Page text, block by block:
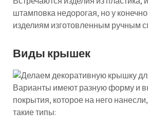
штамповка недорогая, но у
изделиям изготовленным ручным
Виды крышек
Варианты имеют разную форму и
покрытия, которое на него
такие типы: